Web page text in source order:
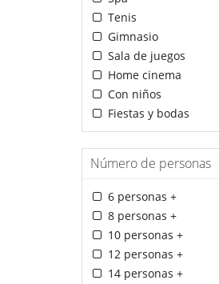
Tenis
Gimnasio
Sala de juegos
Home cinema
Con niños
Fiestas y bodas
Número de personas
6 personas +
8 personas +
10 personas +
12 personas +
14 personas +